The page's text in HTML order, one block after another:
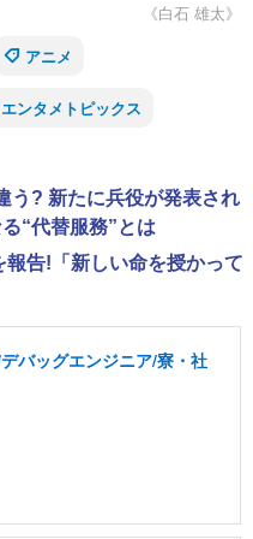
《白石 雄太》
アニメ
エンタメトピックス
う? 新たに兵役が発表され
“代替服務”とは
告!「新しい命を授かって
バッグエンジニア/寮・社